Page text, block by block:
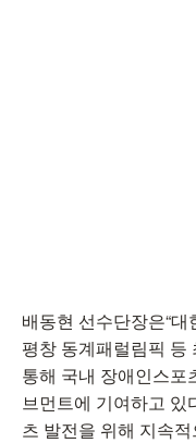
배동현 선수단장은“
평창 동계패럴림픽 등
통해 국내 장애인스포
브먼트에 기여하고 있
츠 발전을 위해 지속